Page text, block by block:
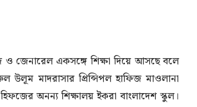
একসঙ্গে শিক্ষা দিয়ে আসছে বলে
উলূম মাদরাসার প্রিন্সিপল হাফিজ মাওলানা
অনন্য শিক্ষালয় ইকরা বাংলাদেশ স্কুল।